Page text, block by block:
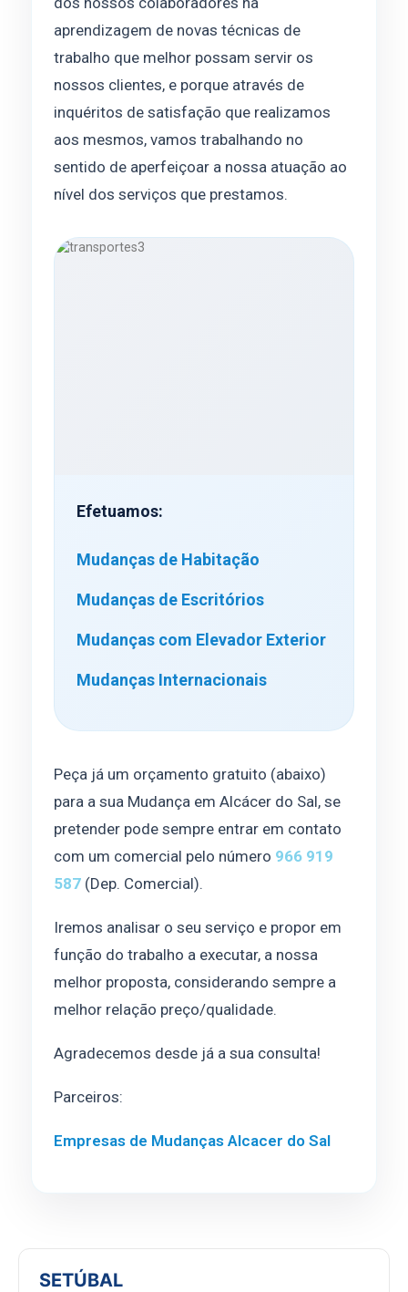
aprendizagem de novas técnicas de
trabalho que melhor possam servir os
nossos clientes, e porque através de
inquéritos de satisfação que realizamos
aos mesmos, vamos trabalhando no
sentido de aperfeiçoar a nossa atuação ao
nível dos serviços que prestamos.
Efetuamos:
Mudanças de Habitação
Mudanças de Escritórios
Mudanças com Elevador Exterior
Mudanças Internacionais
Peça já um orçamento gratuito (abaixo)
para a sua Mudança em Alcácer do Sal, se
pretender pode sempre entrar em contato
com um comercial pelo número 966 919
587 (Dep. Comercial).
Iremos analisar o seu serviço e propor em
função do trabalho a executar, a nossa
melhor proposta, considerando sempre a
melhor relação preço/qualidade.
Agradecemos desde já a sua consulta!
Parceiros:
Empresas de Mudanças Alcacer do Sal
SETÚBAL